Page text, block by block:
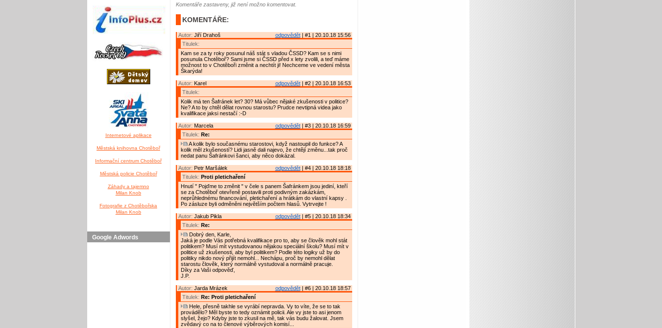
Internetové aplikace
Městská knihovna Chotěboř
Informační centrum Chotěboř
Městská policie Chotěboř
Záhady a tajemno
Milan Knob
Fotografie z Chotěbořska
Milan Knob
Google Adwords
Komentáře zastaveny, již není možno komentovat.
KOMENTÁŘE:
odpovědět| #1 | 20.10.18 15:56
Autor: Jiří Drahoš
Titulek:
Kam se za ty roky posunul náš stát s vladou ČSSD? Kam se s nimi
posunula Chotěboř? Sami jsme si ČSSD před x lety zvolili, a teď máme
možnost to v Chotěboři změnit a nechtít ji! Nechceme ve vedení města
Škarýda!
odpovědět| #2 | 20.10.18 16:53
Autor: Karel
Titulek:
Kolik má ten Šafránek let? 30? Má vůbec nějaké zkušenosti v politice?
Ne? A to by chtěl dělat rovnou starostu? Prudce nevtipná videa jako
kvalifikace jaksi nestačí :-D
odpovědět| #3 | 20.10.18 16:59
Autor: Marcela
Titulek: Re:
A kolik bylo současnému starostovi, když nastoupil do funkce? A
kolik měl zkušeností? Lidi jasně dali najevo, že chtějí změnu...tak proč
nedat panu Šafránkovi šanci, aby něco dokázal.
odpovědět| #4 | 20.10.18 18:18
Autor: Petr Maršálek
Titulek: Proti pletichaření
Hnutí " Pojďme to změnit " v čele s panem Šafránkem jsou jediní, kteří
se za Chotěboř otevřeně postavili proti podivným zakázkám,
neprůhlednému financování, pletichaření a hrátkám do vlastní kapsy .
Po zásluze byli odměněni největším počtem hlasů. Vytrvejte !
odpovědět| #5 | 20.10.18 18:34
Autor: Jakub Pikla
Titulek: Re:
Dobrý den, Karle,
Jaká je podle Vás potřebná kvalifikace pro to, aby se člověk mohl stát
politikem? Musí mít vystudovanou nějakou speciální školu? Musí mít v
politice už zkušenosti, aby byl politikem? Podle této logiky už by do
politiky nikdo nový přijít nemohl... Nechápu, proč by nemohl dělat
starostu člověk, který normálně vystudoval a normálně pracuje.
Díky za Vaši odpověď,
J.P.
odpovědět| #6 | 20.10.18 18:57
Autor: Jarda Mrázek
Titulek: Re: Proti pletichaření
Hele, přesně takhle se vyrábí nepravda. Vy to víte, že se to tak
provádělo? Měl byste to tedy oznámit policii. Ale vy jste to asi jenom
slyšel, žejo? Kdyby jste to zkusil na mě, tak vás budu žalovat. Jsem
zvědavý co na to členové výběrových komisí...